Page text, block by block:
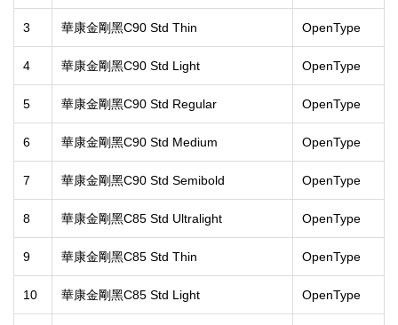
3 華康金剛黑C90 Std Thin OpenType
4 華康金剛黑C90 Std Light OpenType
5 華康金剛黑C90 Std Regular OpenType
6 華康金剛黑C90 Std Medium OpenType
7 華康金剛黑C90 Std Semibold OpenType
8 華康金剛黑C85 Std Ultralight OpenType
9 華康金剛黑C85 Std Thin OpenType
10 華康金剛黑C85 Std Light OpenType